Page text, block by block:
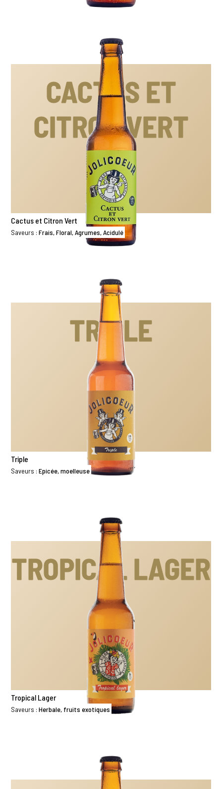
CACTUS ET
CITRON VERT
Cactus et Citron Vert
Saveurs :Frais, Floral, Agrumes, Acidulé
TRIPLE
Triple
Saveurs :Epicée, moelleuse
TROPICAL LAGER
Tropical Lager
Saveurs :Herbale, fruits exotiques